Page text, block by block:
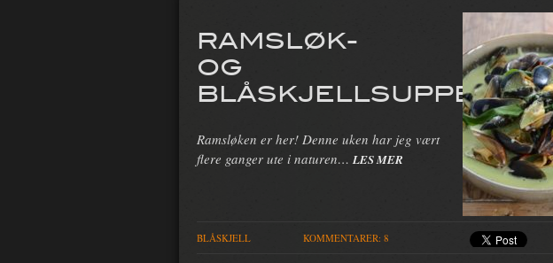
RAMSLØK-
OG
BLÅSKJELLSUPPE
Ramsløken er her! Denne uken har jeg vært
flere ganger ute i naturen… LES MER
BLÅSKJELL KOMMENTARER: 8